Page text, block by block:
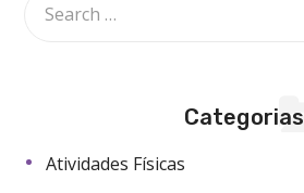
Categorias
Atividades Físicas